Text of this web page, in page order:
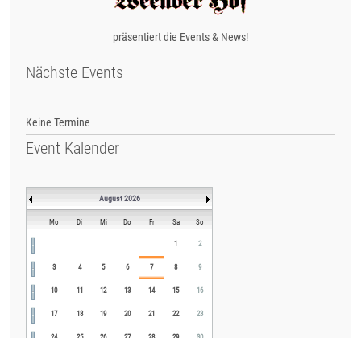
präsentiert die Events & News!
Nächste Events
Keine Termine
Event Kalender
August 2026
Mo Di Mi Do Fr Sa So
1 2
3 4 5 6 7 8 9
10 11 12 13 14 15 16
17 18 19 20 21 22 23